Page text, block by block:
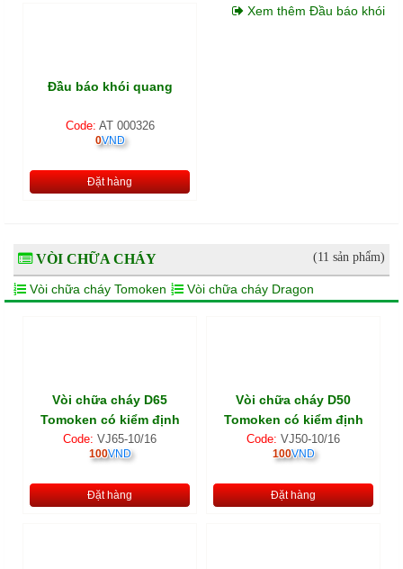
Đầu báo khói quang
Code: AT 000326
0VND
Đặt hàng
Xem thêm Đầu báo khói
VÒI CHỮA CHÁY (11 sản phẩm)
Vòi chữa cháy Tomoken Vòi chữa cháy Dragon
Vòi chữa cháy D65
Tomoken có kiểm định
Code: VJ65-10/16
100VND
Đặt hàng
Vòi chữa cháy D50
Tomoken có kiểm định
Code: VJ50-10/16
100VND
Đặt hàng